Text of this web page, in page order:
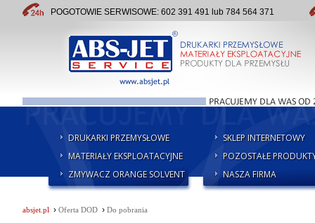
POGOTOWIE SERWISOWE: 602 391 491 lub 784 564 371
DRUKARKI PRZEMYSŁOWE
MATERIAŁY EKSPLOATACYJNE
ZMYWACZ ORANGE SOLVENT
SKLEP INTERNETOWY
POZOSTAŁE
NASZA FIRMA
absjet.pl› Oferta DOD› Do pobrania